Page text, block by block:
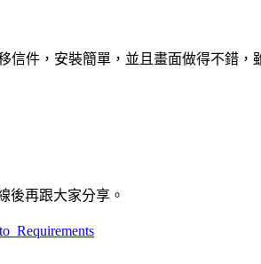
件，安裝簡單，並且畫面做得不錯，
後再跟大家分享。